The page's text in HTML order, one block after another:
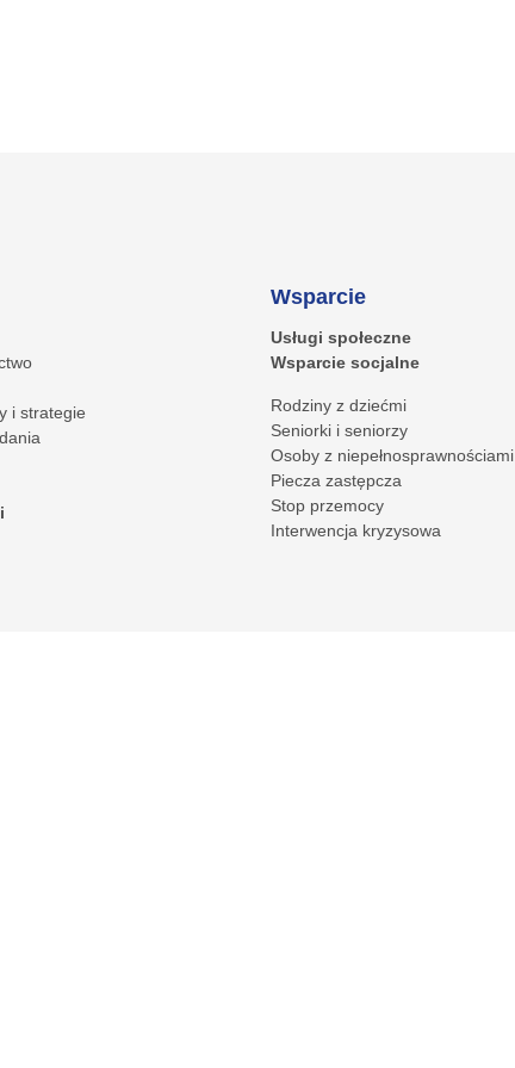
i strategie
Wsparcie
Usługi społeczne
Wsparcie socjalne
Rodziny z dziećmi
Seniorki i seniorzy
Osoby z niepełnosprawnościami
Piecza zastępcza
Stop przemocy
Interwencja kryzysowa